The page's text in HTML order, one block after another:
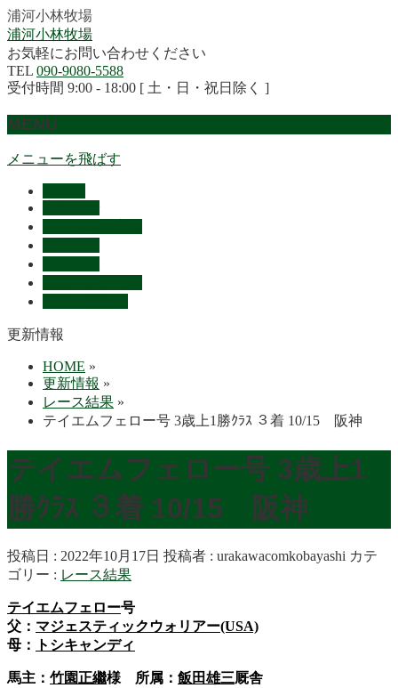
浦河小林牧場
浦河小林牧場
お気軽にお問い合わせください
TEL 090-9080-5588
受付時間 9:00 - 18:00 [ 土・日・祝日除く ]
MENU
メニューを飛ばす
更新情報
HOME »
更新情報 »
レース結果 »
テイエムフェロー号 3歳上1勝ｸﾗｽ ３着 10/15 阪神
テイエムフェロー号 3歳上1
勝ｸﾗｽ ３着 10/15 阪神
投稿日 : 2022年10月17日 投稿者 : urakawacomkobayashi カテ
ゴリー : レース結果
テイエムフェロー号
父： マジェスティックウォリアー(USA)
母：
トシキャンディ
馬主： 竹園正繼様 所属： 飯田雄三厩舎